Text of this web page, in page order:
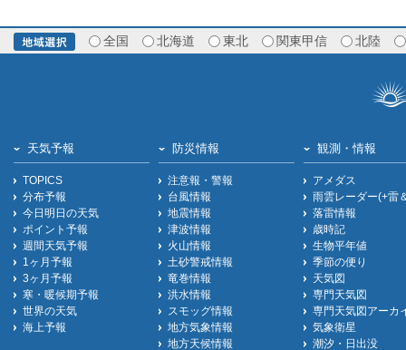
全国 北海道 東北 関東甲信 北陸
天気予報
TOPICS
分布予報
今日明日の天気
ポイント予報
週間天気予報
1ヶ月予報
3ヶ月予報
寒・暖候期予報
世界の天気
海上予報
防災情報
注意報・警報
台風情報
地震情報
津波情報
火山情報
土砂警戒情報
竜巻情報
洪水情報
スモッグ情報
地方気象情報
地方天候情報
観測・情報
アメダス
雨雲レーダー(+雷
落雷情報
歳時記
生物平年値
季節の便り
天気図
専門天気図
専門天気図アーカ
気象衛星
潮汐・日出没